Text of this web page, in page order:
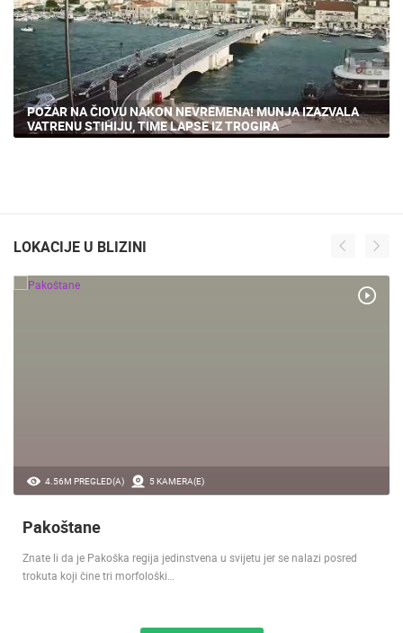
POŽAR NA ČIOVU NAKON NEVREMENA! MUNJA IZAZVALA
VATRENU STIHIJU, TIME LAPSE IZ TROGIRA
LOKACIJE U BLIZINI
4.56M PREGLED(A) 5 KAMERA(E)
Pakoštane
Znate li da je Pakoška regija jedinstvena u svijetu jer se nalazi posred
trokuta koji čine tri morfološki…